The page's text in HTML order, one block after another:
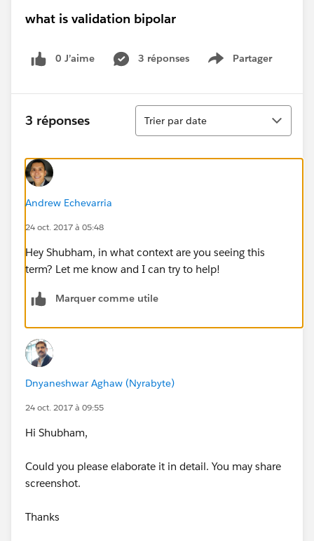
what is validation bipolar
0 J’aime 3 réponses Partager
Show menu
3 réponses
Tri
Trier par date
Andrew Echevarria
24 oct. 2017 à 05:48
Hey Shubham, in what context are you seeing this
term? Let me know and I can try to help!
Marquer comme utile
Dnyaneshwar Aghaw (Nyrabyte)
24 oct. 2017 à 09:55
Hi Shubham,
Could you please elaborate it in detail. You may share
screenshot.
Thanks